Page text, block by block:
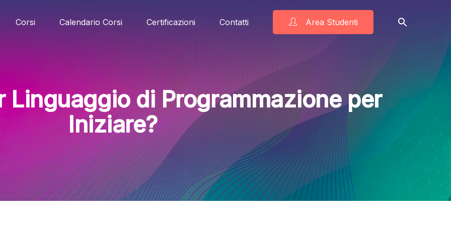
Corsi Calendario Corsi Certificazioni Contatti Area Studenti
Linguaggio di Programmazione per
Iniziare?